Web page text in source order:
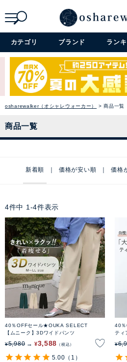
カテゴリ ブランド ラン
osharewalker（オシャレウォーカー） 商品一覧
商品一覧
新着順 価格が安い順 価格
4件中 1 -4件表示
40％OFFセール★OUKA SELECT
【ムニーク】3Dワイドパンツ
¥5,980 ¥3,588 税込
5.00 （1）
40
ティ
¥